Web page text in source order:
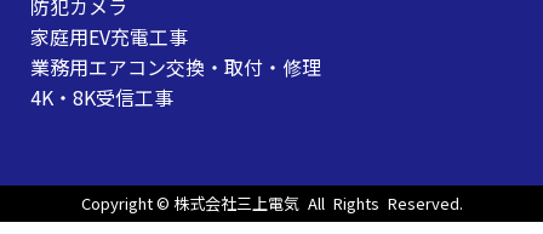
防犯カメラ
家庭用EV充電工事
業務用エアコン交換・取付・修理
4K・8K受信工事
Copyright © 株式会社三上電気All Rights Reserved.